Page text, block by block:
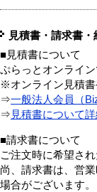
見積書・請求書
■見積書について
ぷらっとオンライ
※オンライン見積書
⇒一般法人会員（
⇒ 見積書について
■請求書について
ご注文時に希望さ
尚、請求書は、営
場合がございます。